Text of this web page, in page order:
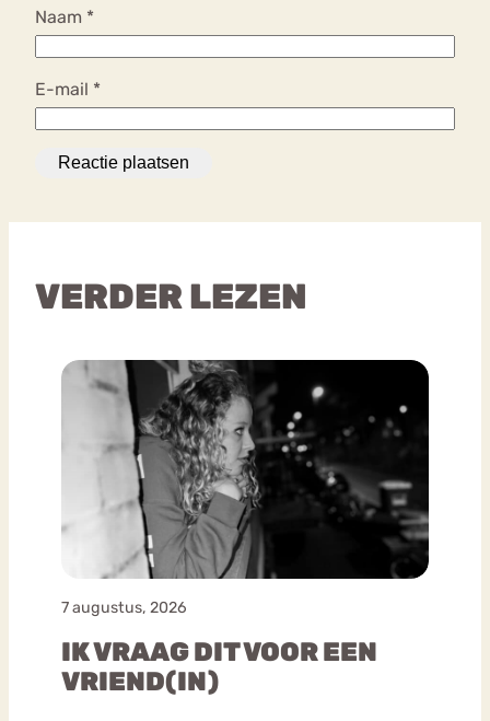
Naam *
E-mail *
VERDER LEZEN
7 augustus, 2026
IK VRAAG DIT VOOR EEN
VRIEND(IN)